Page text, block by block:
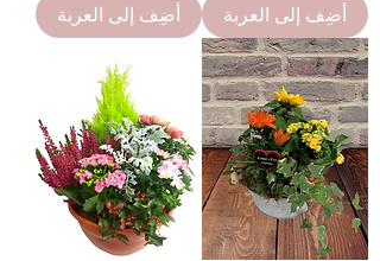
أضِف إلى العربة أضِف إلى العربة